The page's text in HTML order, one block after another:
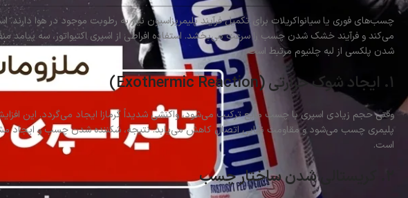
چسب‌های فوری یا سیانواکریلات برای تکمیل فرآیند پلیمریزاسیون نیاز به رطوبت موجود در هوا دارند.
می‌کند و فرآیند خشک شدن چسب را سرعت می‌بخشد. استفاده افراطی از اسپری اکتیواتور، سه پیامد
شدن پلکسی از لبه چلنیوم مرتبط است:
۱. ایجاد شوک حرارتی (Exothermic Reaction)
وقتی حجم زیادی اسپری با چسب مایع ترکیب می‌شود، واکنشی شدیداً گرمازا ایجاد می‌گردد. این
پلیمری چسب می‌شود و مقاومت نهایی اتصال کاهش می‌یابد. نتیجه، شکننده شدن چسب و ایجاد
است.